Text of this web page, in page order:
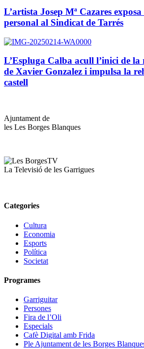
L’artista Josep Mª Cazares
personal al Sindicat de Tarrés
L’Espluga Calba acull l’inici de la
de Xavier Gonzalez i impulsa la
castell
Ajuntament de
les Les Borges Blanques
La Televisió de les Garrigues
Categories
Cultura
Economia
Esports
Política
Societat
Programes
Garriguitar
Persones
Fira de l’Oli
Especials
Cafè Digital amb Frida
Ple Ajuntament de les Borges